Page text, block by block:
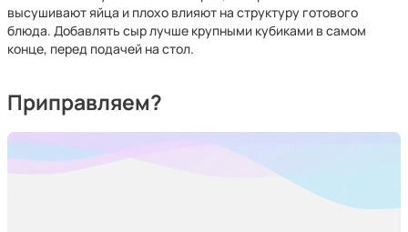
высушивают яйца и плохо влияют на структуру готового
блюда. Добавлять сыр лучше крупными кубиками в самом
конце, перед подачей на стол.
Приправляем?